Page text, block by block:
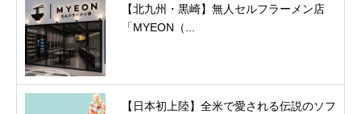
【北九州・黒崎】無人セルフラーメン店
「MYEON（...
【日本初上陸】全米で愛される伝説のソフ